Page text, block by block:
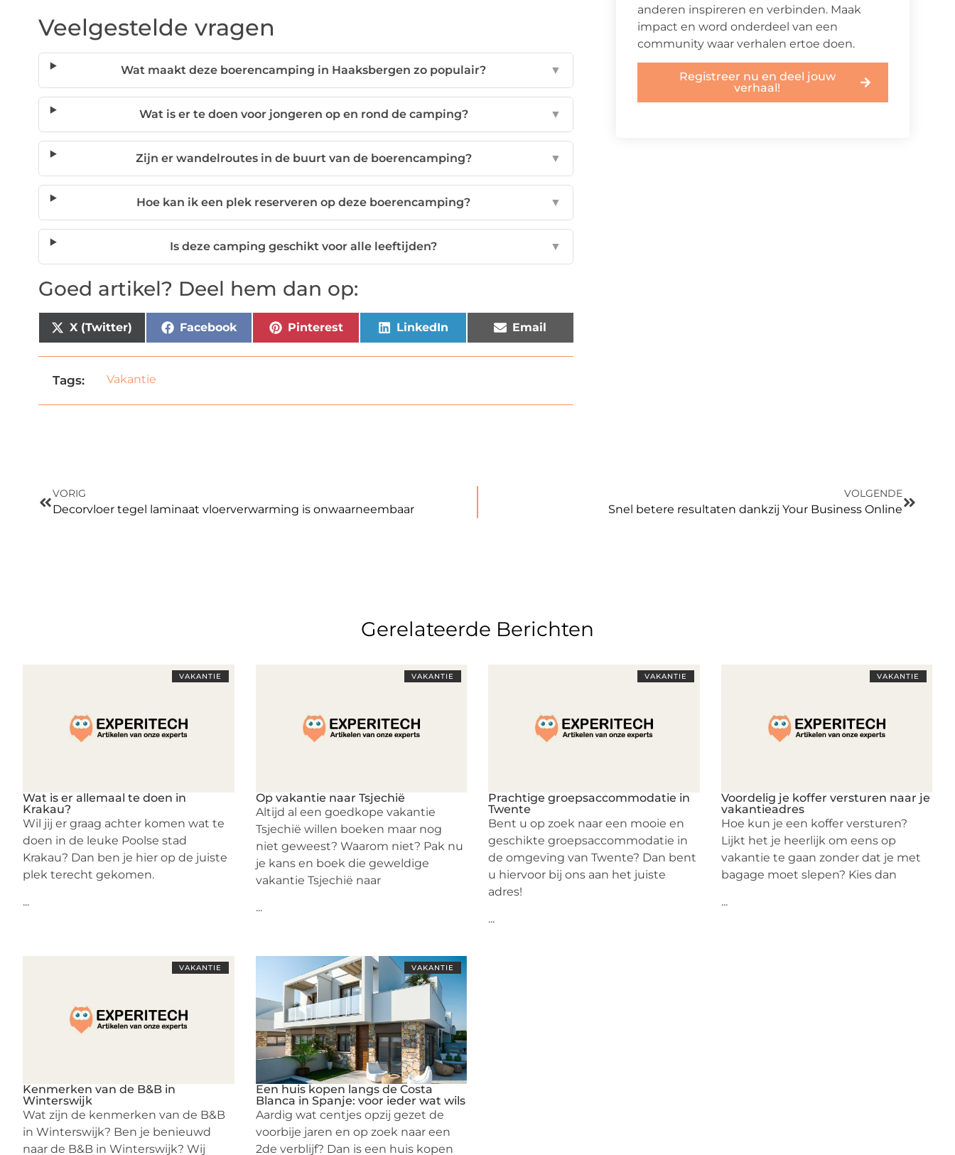
Veelgestelde vragen
Wat maakt deze boerencamping in Haaksbergen zo populair? ▼
Wat is er te doen voor jongeren op en rond de camping? ▼
Zijn er wandelroutes in de buurt van de boerencamping? ▼
Hoe kan ik een plek reserveren op deze boerencamping? ▼
Is deze camping geschikt voor alle leeftijden? ▼
Goed artikel? Deel hem dan op:
X (Twitter) Facebook Pinterest LinkedIn Email
Tags: Vakantie
anderen inspireren en verbinden. Maak
impact en word onderdeel van een
community waar verhalen ertoe doen.
Registreer nu en deel jouw
verhaal!
VORIG
Decorvloer tegel laminaat vloerverwarming is onwaarneembaar
VOLGENDE
Snel betere resultaten dankzij Your Business Online
Gerelateerde Berichten
VAKANTIE
Wat is er allemaal te doen in
Krakau?
Wil jij er graag achter komen wat te
doen in de leuke Poolse stad
Krakau? Dan ben je hier op de juiste
plek terecht gekomen.
...
VAKANTIE
Op vakantie naar Tsjechië
Altijd al een goedkope vakantie
Tsjechië willen boeken maar nog
niet geweest? Waarom niet? Pak nu
je kans en boek die geweldige
vakantie Tsjechië naar
...
VAKANTIE
Prachtige groepsaccommodatie in
Twente
Bent u op zoek naar een mooie en
geschikte groepsaccommodatie in
de omgeving van Twente? Dan bent
u hiervoor bij ons aan het juiste
adres!
...
VAKANTIE
Voordelig je koffer versturen naar je
vakantieadres
Hoe kun je een koffer versturen?
Lijkt het je heerlijk om eens op
vakantie te gaan zonder dat je met
bagage moet slepen? Kies dan
...
VAKANTIE
Kenmerken van de B&B in
Winterswijk
Wat zijn de kenmerken van de B&B
in Winterswijk? Ben je benieuwd
naar de B&B in Winterswijk? Wij
VAKANTIE
Een huis kopen langs de Costa
Blanca in Spanje: voor ieder wat wils
Aardig wat centjes opzij gezet de
voorbije jaren en op zoek naar een
2de verblijf? Dan is een huis kopen